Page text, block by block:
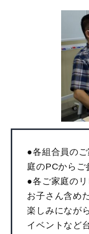
●各組合員の
庭のPCからご
●各ご家庭のリ
お子さん含め
楽しみになが
イベントなど